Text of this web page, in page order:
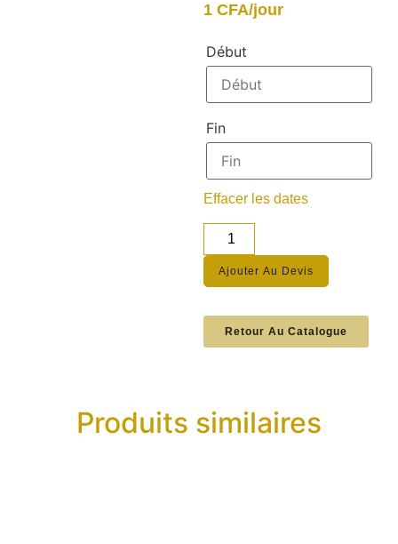
1CFA/jour
Début
Fin
Effacer les dates
Ajouter Au Devis
Retour Au Catalogue
Produits similaires